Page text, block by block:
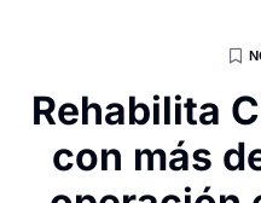
Rehabilita
con más